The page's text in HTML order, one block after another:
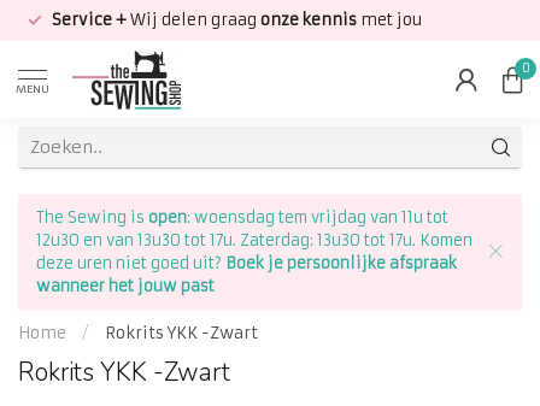
Service +Wij delen graag onze kennis met jou
MENU
0
The Sewing is open: woensdag tem vrijdag van 11u tot
12u30 en van 13u30 tot 17u. Zaterdag: 13u30 tot 17u. Komen
deze uren niet goed uit? Boek je persoonlijke afspraak
wanneer het jouw past
Home / Rokrits YKK -Zwart
Rokrits YKK -Zwart